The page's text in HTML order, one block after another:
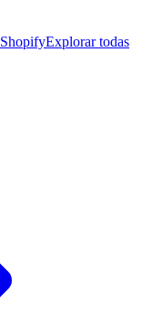
ShopifyExplorar todas